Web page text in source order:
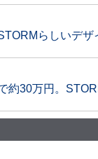
らしいデザ
約30万円。